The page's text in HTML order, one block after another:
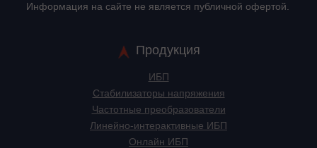
Информация на сайте не является публичной офертой.
Продукция
ИБП
Стабилизаторы напряжения
Частотные преобразователи
Линейно-интерактивные ИБП
Онлайн ИБП